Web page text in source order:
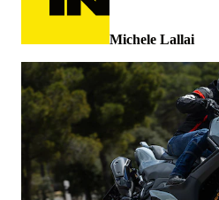
Michele Lallai